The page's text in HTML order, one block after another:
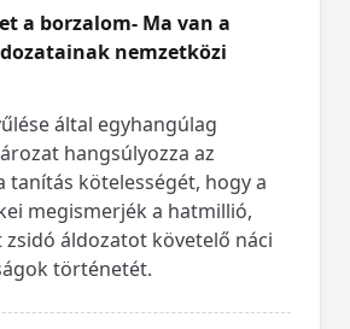
a borzalom- Ma van a
nemzetközi
által egyhangúlag
hangsúlyozza az
tanítás kötelességét, hogy a
megismerjék a hatmillió,
áldozatot követelő náci
történetét.